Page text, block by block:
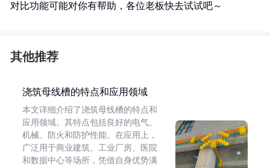
对比功能可能对你有帮助，各位老板快去试试吧～
其他推荐
浇筑母线槽的特点和应用领域
本文详细介绍了浇筑母线槽的特点和
应用领域。其特点包括良好的电气、
机械、防火和防护性能。在应用上，
广泛用于商业建筑、工业厂房、医院
和数据中心等场所，凭借自身优势满